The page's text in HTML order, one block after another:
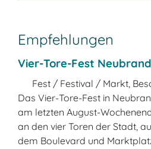
Empfehlungen
Vier-Tore-Fest
Fest / Festival / Markt,
Das Vier-Tore-Fest in
am letzten August-
an den vier Toren der Stadt,
dem Boulevard und